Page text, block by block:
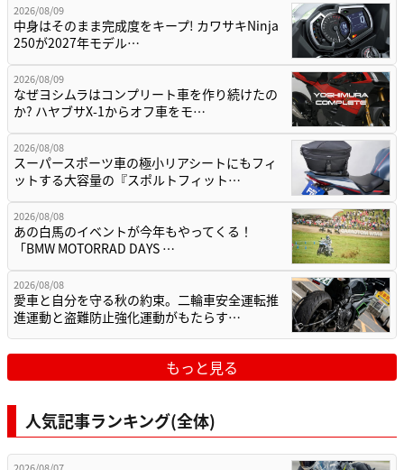
2026/08/09
中身はそのまま完成度をキープ! カワサキNinja
250が2027年モデル…
2026/08/09
なぜヨシムラはコンプリート車を作り続けたの
か? ハヤブサX-1からオフ車をモ…
2026/08/08
スーパースポーツ車の極小リアシートにもフィ
ットする大容量の『スポルトフィット…
2026/08/08
あの白馬のイベントが今年もやってくる！
「BMW MOTORRAD DAYS …
2026/08/08
愛車と自分を守る秋の約束。二輪車安全運転推
進運動と盗難防止強化運動がもたらす…
もっと見る
人気記事ランキング(全体)